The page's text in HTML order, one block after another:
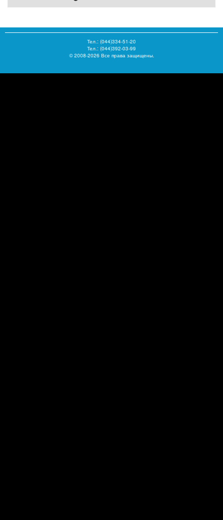
Тел.: (044)334-51-20
Тел.: (044)392-03-99
© 2008-2026 Все права защищены.